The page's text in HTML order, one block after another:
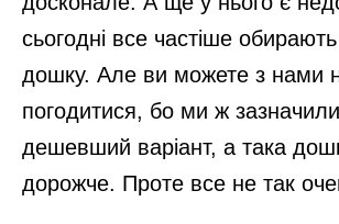
сьогодні все частіше
дошку. Але ви можете з нами
погодитися, бо ми ж
дешевший варіант, а така
дорожче. Проте все не так